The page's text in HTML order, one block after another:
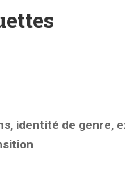
identité de genre,